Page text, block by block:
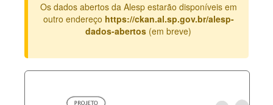
Legislação
Perguntas frequentes
Os dados abertos da Alesp estarão disponíveis em
outro endereço https://ckan.al.sp.gov.br/alesp-
dados-abertos (em breve)